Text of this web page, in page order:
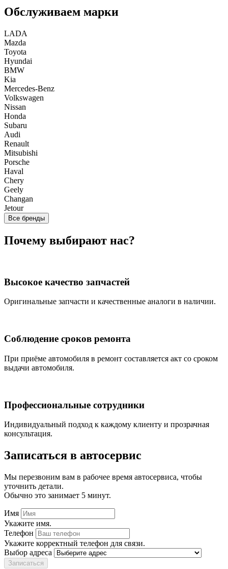
Обслуживаем марки
LADA
Mazda
Toyota
Hyundai
BMW
Kia
Mercedes-Benz
Volkswagen
Nissan
Honda
Subaru
Audi
Renault
Mitsubishi
Porsche
Haval
Chery
Geely
Changan
Jetour
Все бренды
Почему выбирают нас?
Высокое качество запчастей
Оригинальные запчасти и качественные аналоги в наличии.
Соблюдение сроков ремонта
При приёме автомобиля в ремонт составляется акт со сроком
выдачи автомобиля.
Профессиональные сотрудники
Индивидуальный подход к каждому клиенту и прозрачная
консультация.
Записаться в автосервис
Мы перезвоним вам в рабочее время автосервиса, чтобы
уточнить детали.
Обычно это занимает 5 минут.
Имя
Укажите имя.
Телефон
Укажите корректный телефон для связи.
Выбор адреса
Записаться